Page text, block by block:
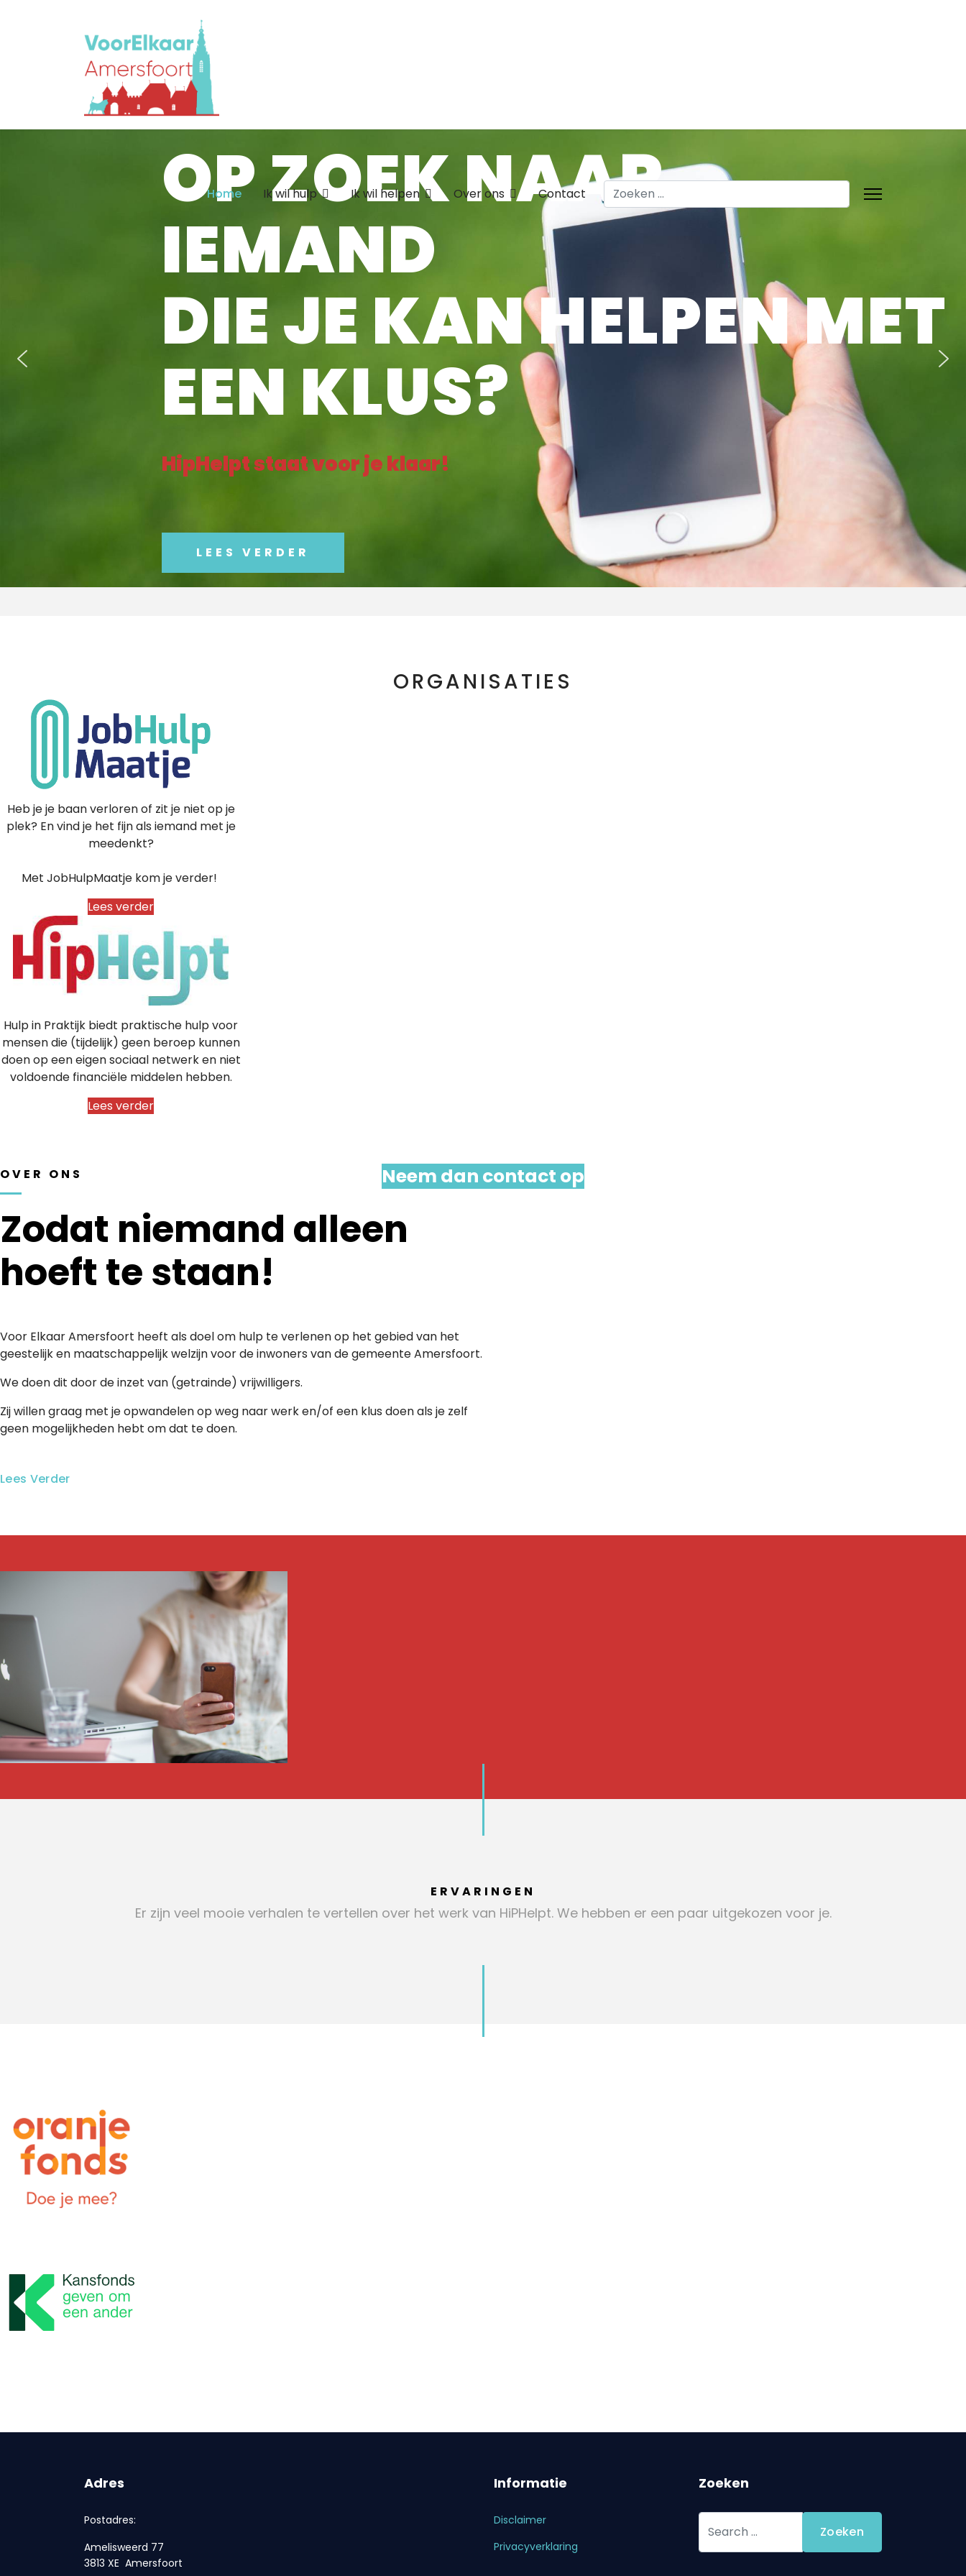
Home Ik wil hulp Ik wil helpen Over ons Contact Zoeken
OP ZOEK NAAR
IEMAND
DIE JE KAN HELPEN MET
EEN KLUS?
HipHelpt staat voor je klaar!
LEES VERDER
ORGANISATIES
Heb je je baan verloren of zit je niet op je
plek? En vind je het fijn als iemand met je
meedenkt?
Met JobHulpMaatje kom je verder!
Lees verder
Hulp in Praktijk biedt praktische hulp voor
mensen die (tijdelijk) geen beroep kunnen
doen op een eigen sociaal netwerk en niet
voldoende financiële middelen hebben.
Lees verder
OVER ONS
Zodat niemand alleen
hoeft te staan!
Voor Elkaar Amersfoort heeft als doel om hulp te verlenen op het gebied van het
geestelijk en maatschappelijk welzijn voor de inwoners van de gemeente Amersfoort.
We doen dit door de inzet van (getrainde) vrijwilligers.
Zij willen graag met je opwandelen op weg naar werk en/of een klus doen als je zelf
geen mogelijkheden hebt om dat te doen.
Lees Verder
Neem dan contact op
ERVARINGEN
Er zijn veel mooie verhalen te vertellen over het werk van HiPHelpt. We hebben er een paar uitgekozen voor je.
Adres
Postadres:
Amelisweerd 77
3813 XE Amersfoort
Informatie
Disclaimer
Privacyverklaring
Zoeken
Search
Zoeken